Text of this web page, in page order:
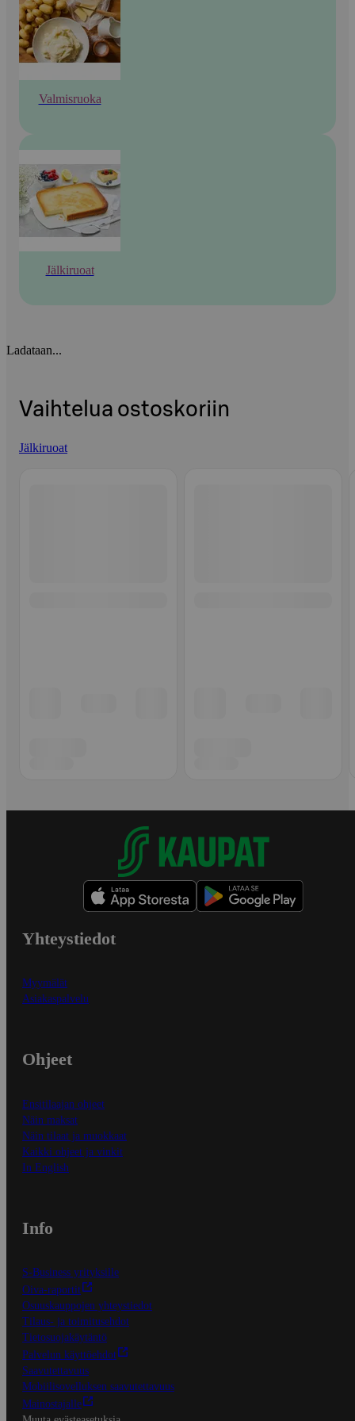
Valmisruoka
Jälkiruoat
Ladataan...
Vaihtelua ostoskoriin
Jälkiruoat
Yhteystiedot
Myymälät
Asiakaspalvelu
Ohjeet
Ensitilaajan ohjeet
Näin maksat
Näin tilaat ja muokkaat
Kaikki ohjeet ja vinkit
In English
Info
S-Business yrityksille
Oiva-raportit
Osuuskauppojen yhteystiedot
Tilaus- ja toimitusehdot
Tietosuojakäytäntö
Palvelun käyttöehdot
Saavutettavuus
Mobiilisovelluksen saavutettavuus
Mainostajalle